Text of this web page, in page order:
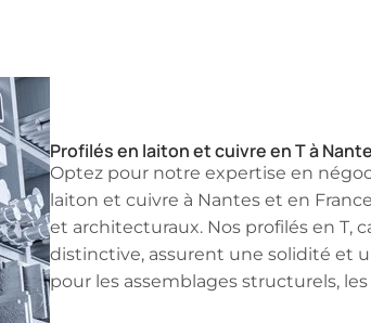
Profilés en laiton et cuivre en T à
Optez pour notre expertise en
laiton et cuivre à Nantes et en
et architecturaux. Nos profilés en T,
distinctive, assurent une solidité et
pour les assemblages structurels,